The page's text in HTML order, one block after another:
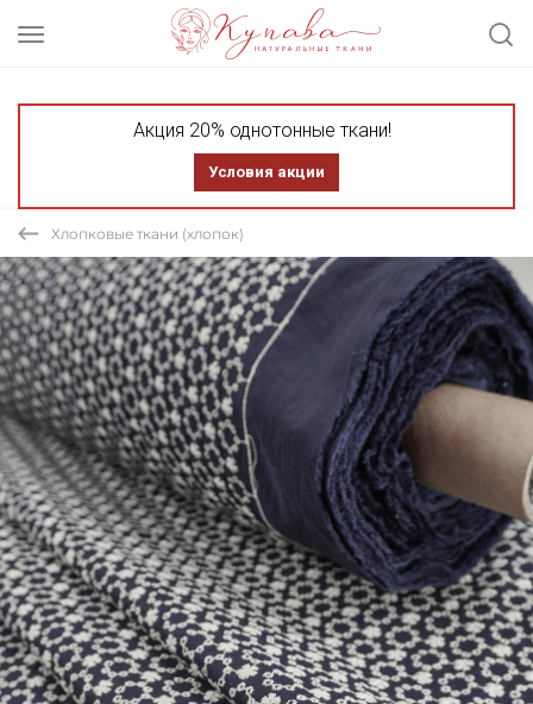
Акция 20% однотонные ткани!
Условия акции
Хлопковые ткани (хлопок)